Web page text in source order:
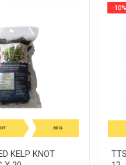
KELP KNOT
-10%